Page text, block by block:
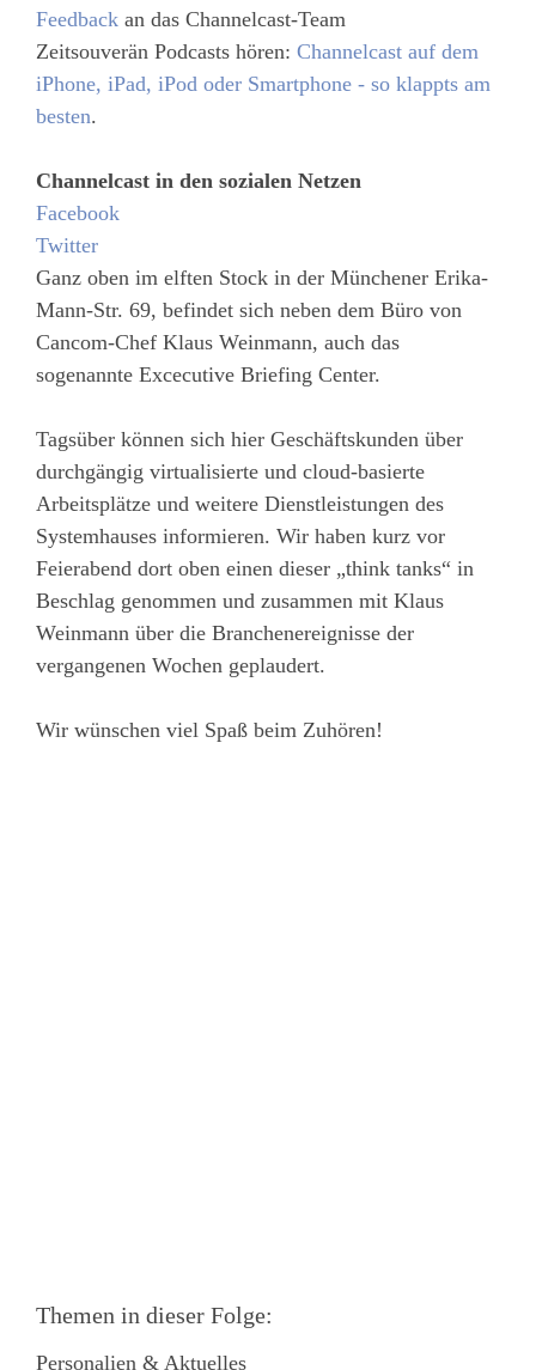
Feedback an das Channelcast-Team
Zeitsouverän Podcasts hören: Channelcast auf dem
iPhone, iPad, iPod oder Smartphone - so klappts am
besten.
Channelcast in den sozialen Netzen
Facebook
Twitter
Ganz oben im elften Stock in der Münchener Erika-
Mann-Str. 69, befindet sich neben dem Büro von
Cancom-Chef Klaus Weinmann, auch das
sogenannte Excecutive Briefing Center.
Tagsüber können sich hier Geschäftskunden über
durchgängig virtualisierte und cloud-basierte
Arbeitsplätze und weitere Dienstleistungen des
Systemhauses informieren. Wir haben kurz vor
Feierabend dort oben einen dieser „think tanks“ in
Beschlag genommen und zusammen mit Klaus
Weinmann über die Branchenereignisse der
vergangenen Wochen geplaudert.
Wir wünschen viel Spaß beim Zuhören!
Themen in dieser Folge:
Personalien & Aktuelles